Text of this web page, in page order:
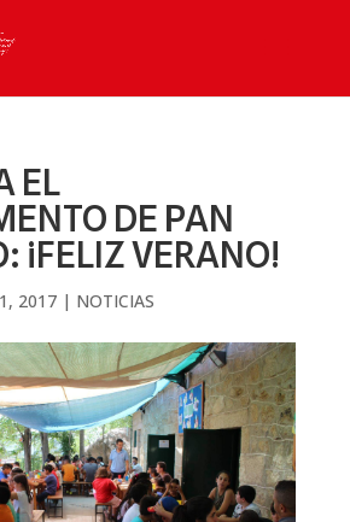
EL
DE PAN
¡FELIZ VERANO!
2017| NOTICIAS